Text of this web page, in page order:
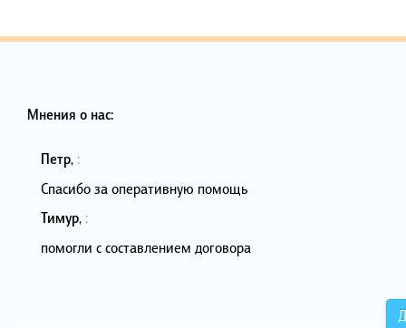
Мнения о нас:
Петр, :
Спасибо за оперативную помощь
Тимур, :
помогли с составлением договора